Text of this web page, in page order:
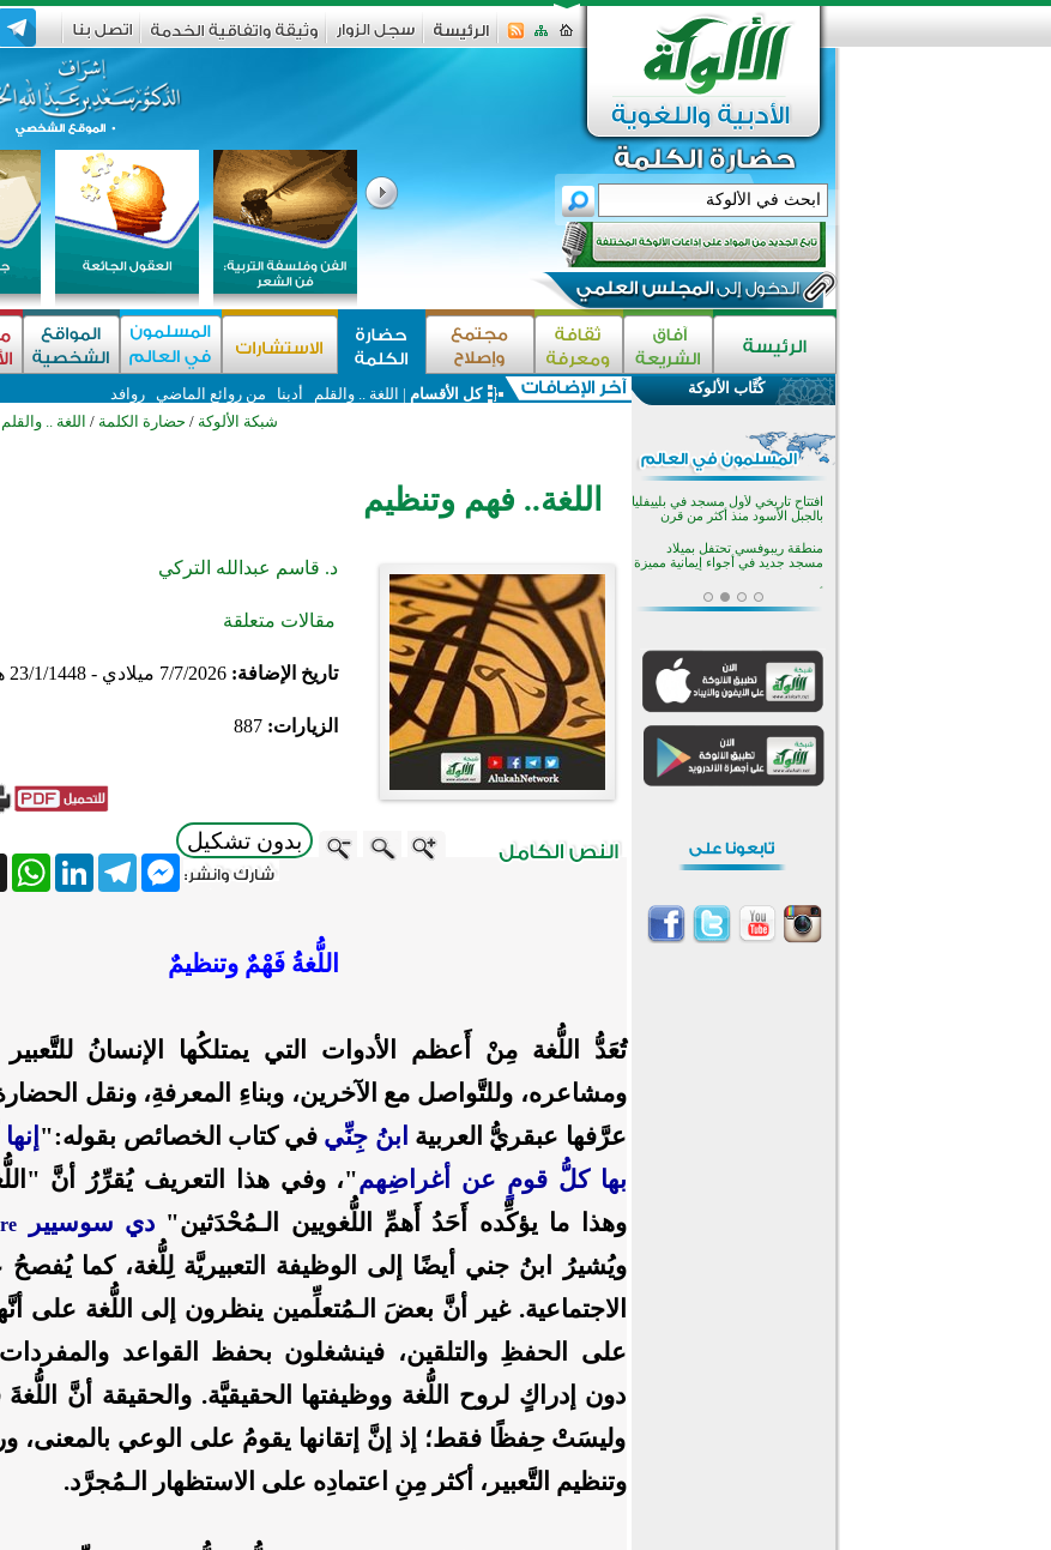
كل الأقسام | اللغة .. والقلم أدبنا من روائع الماضي روافد
شبكة الألوكة / حضارة الكلمة / اللغة .. والقلم
اللغة.. فهم وتنظيم
د. قاسم عبدالله التركي
مقالات متعلقة
تاريخ الإضافة:7/7/2026 ميلادي - 23/1/1448 هجري
الزيارات:887
بدون تشكيل
LinkedInTelegram
Messenger
اللُّغةُ فَهْمٌ وتنظيمٌ
تُعَدُّ اللُّغة مِنْ أَعظم الأدوات التي يمتلكُها الإنسانُ
ومشاعره، وللتَّواصل مع الآخرين، وبناءِ المعرفةِ، ونقل
عرَّفها عبقريُّ العربية ابنُ جِنِّي في كتاب الخصائص بقوله:"
بها كلُّ قومٍ عن أغراضِهم"، وفي هذا التعريف يُقرِّرُ أنَّ
وهذا ما يؤكِّده أَحَدُ أَهمِّ اللُّغويين الـمُحْدَثين" دي سوسيير
ويُشيرُ ابنُ جني أيضًا إلى الوظيفة التعبيريَّة لِلُّغة، كما
الاجتماعية. غير أنَّ بعضَ الـمُتعلِّمين ينظرون إلى اللُّغة على
على الحفظِ والتلقين، فينشغلون بحفظ القواعد
دون إدراكٍ لروح اللُّغة ووظيفتها الحقيقيَّة. والحقيقة أنَّ
وليسَتْ حِفظًا فقط؛ إذ إنَّ إتقانها يقومُ على الوعي بالمعنى،
وتنظيم التَّعبير، أكثر مِنِ اعتمادِه على الاستظهار الـمُجرَّد.
كُتَّاب الألوكة
اختتام الدورة التاسعة لمسابقة حفظ
وتلاوة القرآن الكريم في أزناكاييف
تيسليتش تختتم برنامجا تعليميا لتعزيز
القيم وبناء الشخصية للشباب
المسلمين
اختتام منافسات قرآنية متميزة في
أكثر من 400 طالب يشاركون في
مسابقة المعلومات الإسلامية
بأستراليا
افتتاح تاريخي لأول مسجد في بلييفليا
بالجبل الأسود منذ أكثر من قرن
منطقة ريبوفسي تحتفل بميلاد
مسجد جديد في أجواء إيمانية مميزة
أكبر مشروع إسلامي في ريف
أستراليا يفتتح أبوابه بعد سنوات من
الصيفية للمسلمين في بينزا
وساراتوف وموردوفيا هذا العام
اختتام الدورة التاسعة لمسابقة حفظ
وتلاوة القرآن الكريم في أزناكاييف
تيسليتش تختتم برنامجا تعليميا لتعزيز
القيم وبناء الشخصية للشباب
المسلمين
اختتام منافسات قرآنية متميزة في
مسابقة المعلومات الإسلامية